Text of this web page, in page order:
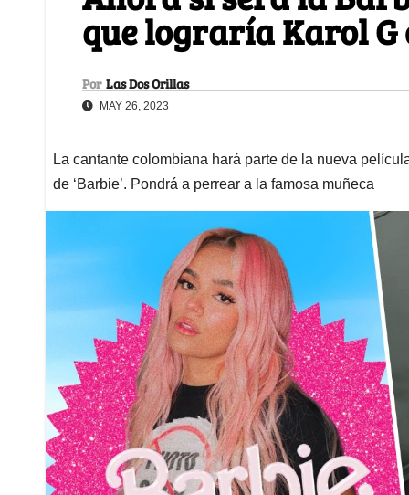
que lograría Karol
Por Las Dos Orillas
MAY 26, 2023
La cantante colombiana hará parte de la nueva
de ‘Barbie’. Pondrá a perrear a la famosa muñeca